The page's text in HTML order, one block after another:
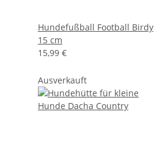
Hundefußball Football Birdy
15 cm
15,99 €
Ausverkauft